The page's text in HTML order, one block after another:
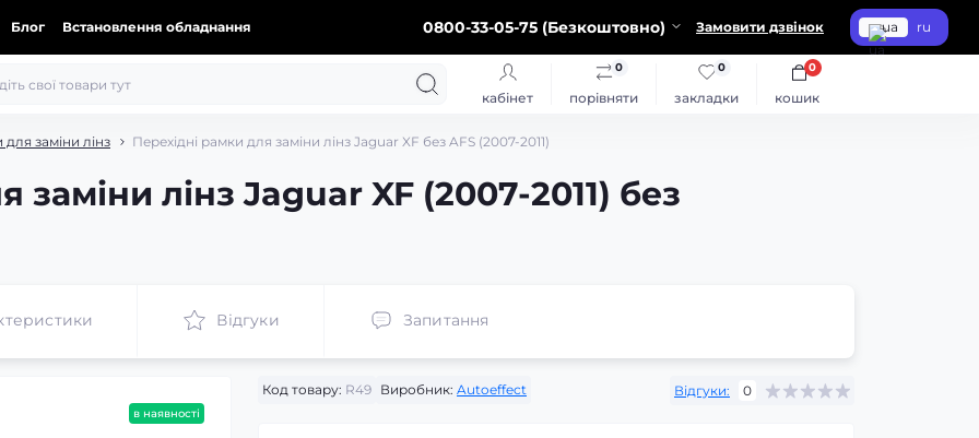
Блог Встановлення обладнання 0800-33-05-75 (Безкоштовно) Замовити дзвінок ua ru
кабінет порівняти
0
закладки
0
кошик
0
для заміни лінз Перехідні рамки для заміни лінз Jaguar XF без AFS (2007-2011)
лінз Jaguar XF (2007-2011) без
Відгуки Запитання
в наявності
Код товару: R49 Виробник: Autoeffect Відгуки: 0